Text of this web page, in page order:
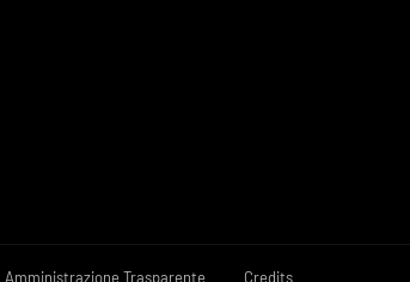
Amministrazione Trasparente Credits